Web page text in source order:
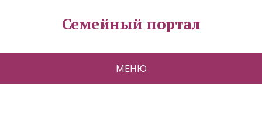
Семейный портал
МЕНЮ